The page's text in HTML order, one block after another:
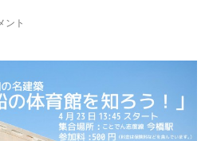
ント